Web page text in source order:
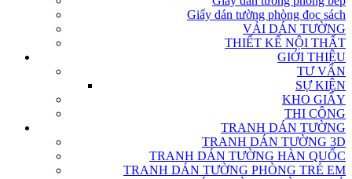
Giấy dán tường phòng đọc sách
VẢI DÁN TƯỜNG
THIẾT KẾ NỘI THẤT
GIỚI THIỆU
TƯ VẤN
SỰ KIỆN
KHO GIẤY
THI CÔNG
TRANH DÁN TƯỜNG
TRANH DÁN TƯỜNG 3D
TRANH DÁN TƯỜNG HÀN QUỐC
TRANH DÁN TƯỜNG PHÒNG TRẺ EM